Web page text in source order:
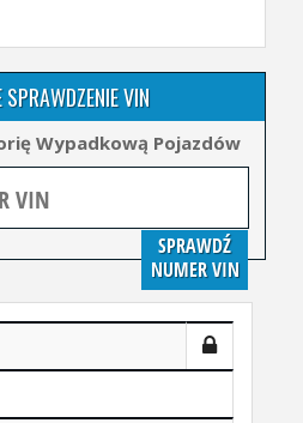
VIN
Wypadkową Pojazdów
SPRAWDŹ
NUMER VIN